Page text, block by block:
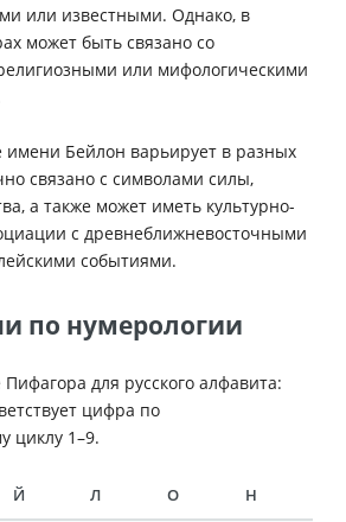
или известными. Однако, в
может быть связано со
или мифологическими
имени Бейлон варьирует в разных
связано с символами силы,
а также может иметь культурно-
с древнеближневосточными
событиями.
по нумерологии
для русского алфавита:
цифра по
циклу 1–9.
Й Л О Н